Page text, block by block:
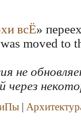
всЁ»
moved to
не
через